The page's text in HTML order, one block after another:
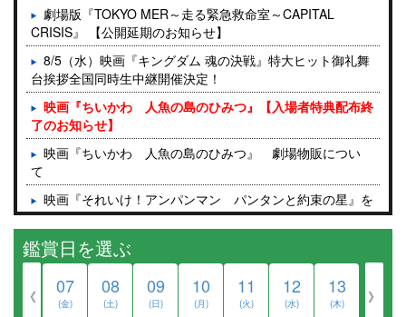
劇場版『TOKYO MER～走る緊急救命室～CAPITAL
CRISIS』 【公開延期のお知らせ】
8/5（水）映画『キングダム 魂の決戦』特大ヒット御礼舞
台挨拶全国同時生中継開催決定！
映画『ちいかわ 人魚の島のひみつ』【入場者特典配布終
了のお知らせ】
映画『ちいかわ 人魚の島のひみつ』 劇場物販につい
て
映画『それいけ！アンパンマン パンタンと約束の星』を
ご鑑賞予定のお客様へ
8月6日(木)の終了作品のご案内
ンについて
鑑賞日を選ぶ
《 07
(金)
08
(土)
09
(日)
10
(月)
11
(火)
12
(水)
13
(木) 》